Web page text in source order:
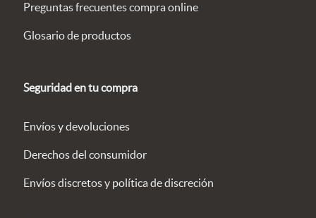
Preguntas frecuentes compra online
Glosario de productos
Seguridad en tu compra
Envíos y devoluciones
Derechos del consumidor
Envíos discretos y política de discreción